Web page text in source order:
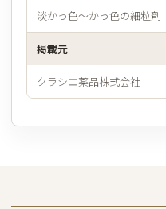
淡かっ色〜かっ色の細粒剤
掲載元
クラシエ薬品株式会社